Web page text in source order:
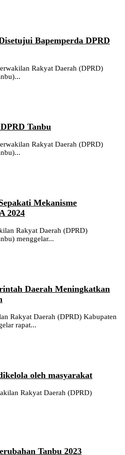
Bapemperda DPRD
Rakyat Daerah (DPRD)
Tanbu
Rakyat Daerah (DPRD)
Mekanisme
2024
Rakyat Daerah (DPRD)
menggelar...
Daerah Meningkatkan
Rakyat Daerah (DPRD) Kabupaten
rapat...
oleh masyarakat
Rakyat Daerah (DPRD)
Tanbu 2023